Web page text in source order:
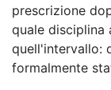
prescrizione
quale disciplina
quell'intervallo:
formalmente